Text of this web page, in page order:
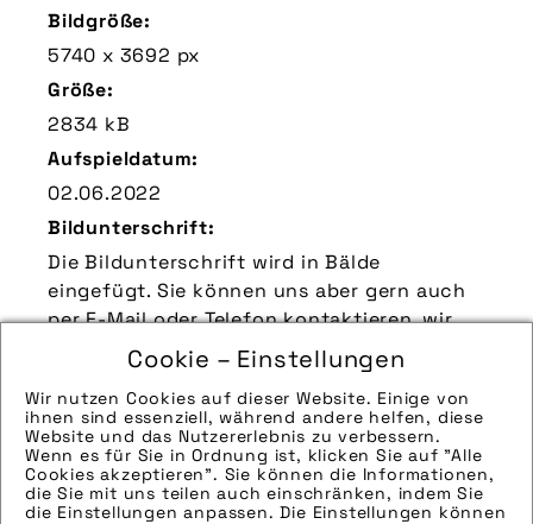
Cookie – Einstellungen
Wir nutzen Cookies auf dieser Website. Einige von
ihnen sind essenziell, während andere helfen, diese
Website und das Nutzererlebnis zu verbessern.
Wenn es für Sie in Ordnung ist, klicken Sie auf "Alle
Cookies akzeptieren". Sie können die Informationen,
die Sie mit uns teilen auch einschränken, indem Sie
die Einstellungen anpassen. Die Einstellungen können
Bildgröße:
5740 x 3692 px
Größe:
2834 kB
Aufspieldatum:
02.06.2022
Bildunterschrift:
Die Bildunterschrift wird in Bälde
eingefügt. Sie können uns aber gern auch
per E-Mail oder Telefon kontaktieren, wir
helfen gerne weiter.
Quelle/Source [´www.vaude.com | pd-f´]
Technik-Info:
Hinweise zur weiteren Recherche:
Modellname: